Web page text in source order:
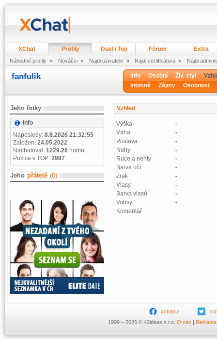
XChat Profily Duel / Top Fórum Extra
Náhodné profily Nováčci Najdi uživatele Najdi certifikátora Najdi
fanfulik Info Osobní Živ. styl
Intimně
Zájmy Osobnost
Jeho fotky
Info
Naposledy: 8.8.2026 21:32:55
Založen: 24.05.2022
Nachatoval: 1229.26 hodin
Pozice v TOP: 2987
Jeho přátelé (0)
Vzhled
Výška
-
Váha
-
Postava
-
Nohy
-
Ruce a nehty
-
Barva očí
-
Zrak
-
Vlasy
-
Barva vlasů
-
Vousy
-
Komentář
xchatcz
1999 – 2026 © 42ideas s.r.o. O nás | Reklama